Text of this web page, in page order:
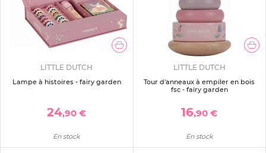
LITTLE DUTCH
Lampe à histoires - fairy garden
24,90 €
En stock
LITTLE DUTCH
Tour d'anneaux à empiler en bois
fsc - fairy garden
16,90 €
En stock